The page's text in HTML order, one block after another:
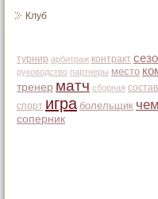
Клуб
турнир арбитраж контракт
руководство партнеры место
тренер матч сборная состав
спорт игра болельщик
соперник